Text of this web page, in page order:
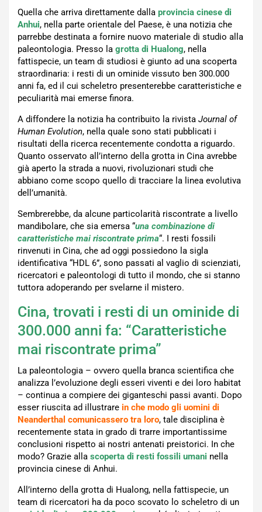
Quella che arriva direttamente dalla provincia cinese di
Anhui, nella parte orientale del Paese, è una notizia che
parrebbe destinata a fornire nuovo materiale di studio alla
paleontologia. Presso la grotta di Hualong, nella
fattispecie, un team di studiosi è giunto ad una scoperta
straordinaria: i resti di un ominide vissuto ben 300.000
anni fa, ed il cui scheletro presenterebbe caratteristiche e
peculiarità mai emerse finora.
A diffondere la notizia ha contribuito la rivista Journal of
Human Evolution, nella quale sono stati pubblicati i
risultati della ricerca recentemente condotta a riguardo.
Quanto osservato all’interno della grotta in Cina avrebbe
già aperto la strada a nuovi, rivoluzionari studi che
abbiano come scopo quello di tracciare la linea evolutiva
dell’umanità.
Sembrerebbe, da alcune particolarità riscontrate a livello
mandibolare, che sia emersa “una combinazione di
caratteristiche mai riscontrate prima“. I resti fossili
rinvenuti in Cina, che ad oggi possiedono la sigla
identificativa “HDL 6”, sono passati al vaglio di scienziati,
ricercatori e paleontologi di tutto il mondo, che si stanno
tuttora adoperando per svelarne il mistero.
Cina, trovati i resti di un ominide di
300.000 anni fa: “Caratteristiche
mai riscontrate prima”
La paleontologia – ovvero quella branca scientifica che
analizza l’evoluzione degli esseri viventi e dei loro habitat
– continua a compiere dei giganteschi passi avanti. Dopo
esser riuscita ad illustrare in che modo gli uomini di
Neanderthal comunicassero tra loro, tale disciplina è
recentemente stata in grado di trarre importantissime
conclusioni rispetto ai nostri antenati preistorici. In che
modo? Grazie alla scoperta di resti fossili umani nella
provincia cinese di Anhui.
All’interno della grotta di Hualong, nella fattispecie, un
team di ricercatori ha da poco scovato lo scheletro di un